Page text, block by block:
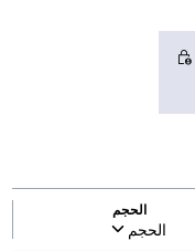
الحجم
الحجم